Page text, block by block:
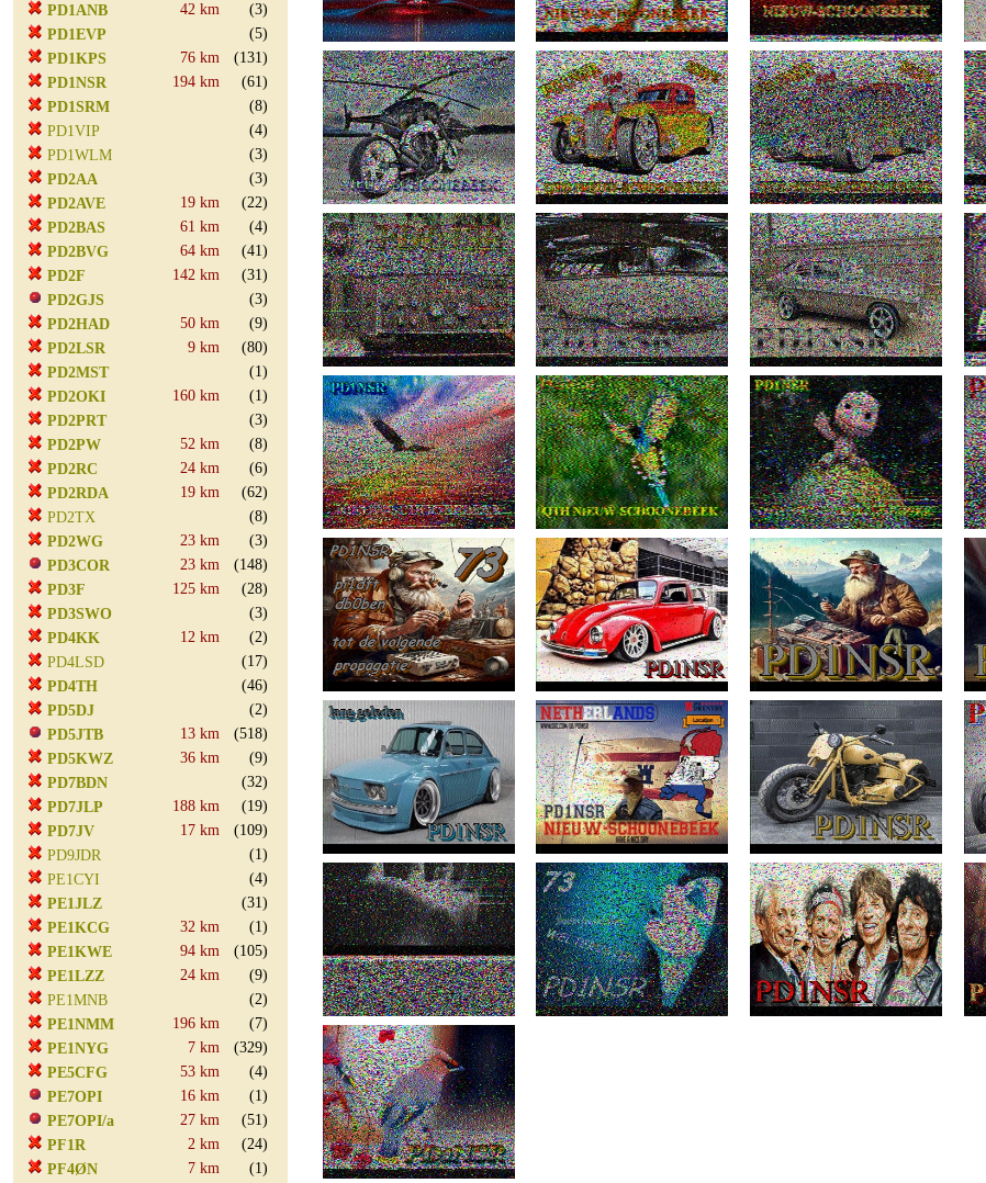
PD1ANB
42 km
(3)
PD1EVP
(5)
PD1KPS
76 km
(131)
PD1NSR
194 km
(61)
PD1SRM
(8)
PD1VIP
(4)
PD1WLM
(3)
PD2AA
(3)
PD2AVE
19 km
(22)
PD2BAS
61 km
(4)
PD2BVG
64 km
(41)
PD2F
142 km
(31)
PD2GJS
(3)
PD2HAD
50 km
(9)
PD2LSR
9 km
(80)
PD2MST
(1)
PD2OKI
160 km
(1)
PD2PRT
(3)
PD2PW
52 km
(8)
PD2RC
24 km
(6)
PD2RDA
19 km
(62)
PD2TX
(8)
PD2WG
23 km
(3)
PD3COR
23 km
(148)
PD3F
125 km
(28)
PD3SWO
(3)
PD4KK
12 km
(2)
PD4LSD
(17)
PD4TH
(46)
PD5DJ
(2)
PD5JTB
13 km
(518)
PD5KWZ
36 km
(9)
PD7BDN
(32)
PD7JLP
188 km
(19)
PD7JV
17 km
(109)
PD9JDR
(1)
PE1CYI
(4)
PE1JLZ
(31)
PE1KCG
32 km
(1)
PE1KWE
94 km
(105)
PE1LZZ
24 km
(9)
PE1MNB
(2)
PE1NMM
196 km
(7)
PE1NYG
7 km
(329)
PE5CFG
53 km
(4)
PE7OPI
16 km
(1)
PE7OPI/a
27 km
(51)
PF1R
2 km
(24)
PF4ØN
7 km
(1)